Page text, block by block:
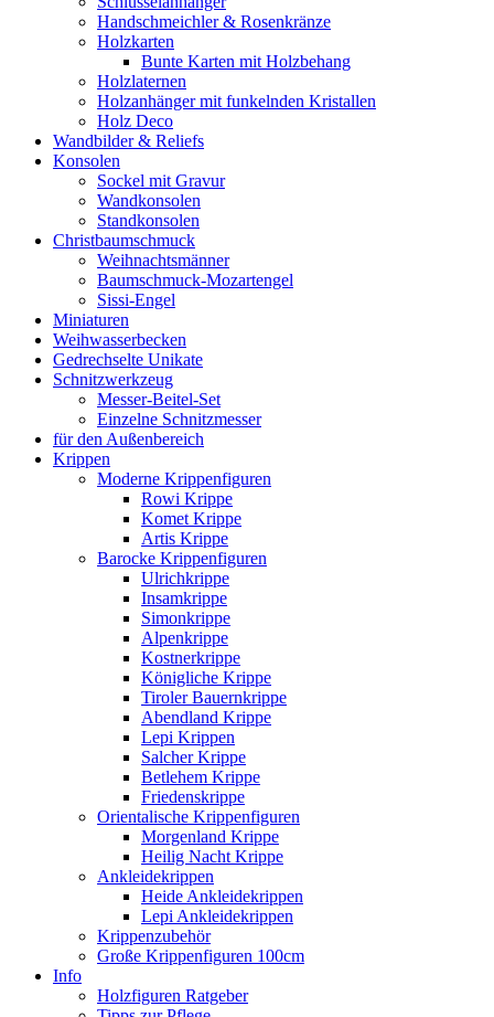
Handschmeichler & Rosenkränze
Holzkarten
Bunte Karten mit Holzbehang
Holzlaternen
Holzanhänger mit funkelnden Kristallen
Holz Deco
Wandbilder & Reliefs
Konsolen
Sockel mit Gravur
Wandkonsolen
Standkonsolen
Christbaumschmuck
Weihnachtsmänner
Baumschmuck-Mozartengel
Sissi-Engel
Miniaturen
Weihwasserbecken
Gedrechselte Unikate
Schnitzwerkzeug
Messer-Beitel-Set
Einzelne Schnitzmesser
für den Außenbereich
Krippen
Moderne Krippenfiguren
Rowi Krippe
Komet Krippe
Artis Krippe
Barocke Krippenfiguren
Ulrichkrippe
Insamkrippe
Simonkrippe
Alpenkrippe
Kostnerkrippe
Königliche Krippe
Tiroler Bauernkrippe
Abendland Krippe
Lepi Krippen
Salcher Krippe
Betlehem Krippe
Friedenskrippe
Orientalische Krippenfiguren
Morgenland Krippe
Heilig Nacht Krippe
Ankleidekrippen
Heide Ankleidekrippen
Lepi Ankleidekrippen
Krippenzubehör
Große Krippenfiguren 100cm
Info
Holzfiguren Ratgeber